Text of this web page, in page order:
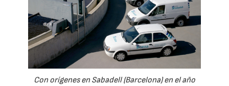
Con orígenes en Sabadell (Barcelona) en el año